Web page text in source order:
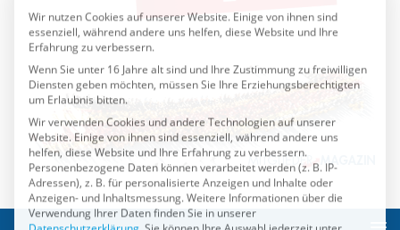
Wir verwenden Cookies und andere Technologien auf unserer
Website. Einige von ihnen sind essenziell, während andere uns
helfen, diese Website und Ihre Erfahrung zu verbessern.
Personenbezogene Daten können verarbeitet werden (z. B. IP-
Adressen), z. B. für personalisierte Anzeigen und Inhalte oder
Anzeigen- und Inhaltsmessung.
Verwendung Ihrer Daten finden Sie in unserer
Datenschutzerklärung.Sie können Ihre Auswahl jederzeit unter
Einstellungenwiderrufen oder anpassen.
Es folgt eine Liste der Service-Gruppen, für die eine
Essenziell
Externe Medien